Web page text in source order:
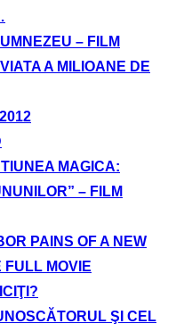
– FILM
A MILIOANE DE
MAGICA:
– FILM
PAINS OF A NEW
FULL MOVIE
ŞI CEL